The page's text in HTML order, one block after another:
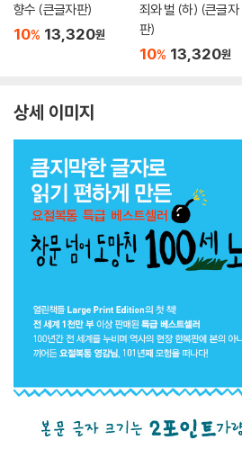
향수 (큰글자판)
10% 13,320원
죄와 벌 (하) (큰글자
판)
10% 13,320원
상세 이미지